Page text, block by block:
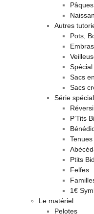
Pâques
Autres
Pots,
Sacs
Sacs
Série
P’Tits
Ptits
Felfes
1€
Le matériel
Pelotes